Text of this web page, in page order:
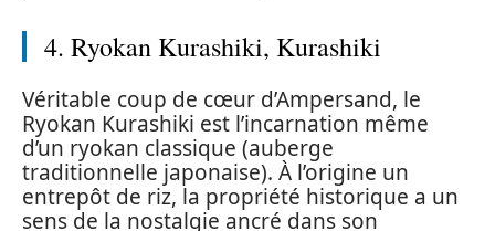
4. Ryokan Kurashiki, Kurashiki
Véritable coup de cœur d’Ampersand, le
Ryokan Kurashiki est l’incarnation même
d’un ryokan classique (auberge
traditionnelle japonaise). À l’origine un
entrepôt de riz, la propriété historique a un
sens de la nostalgie ancré dans son